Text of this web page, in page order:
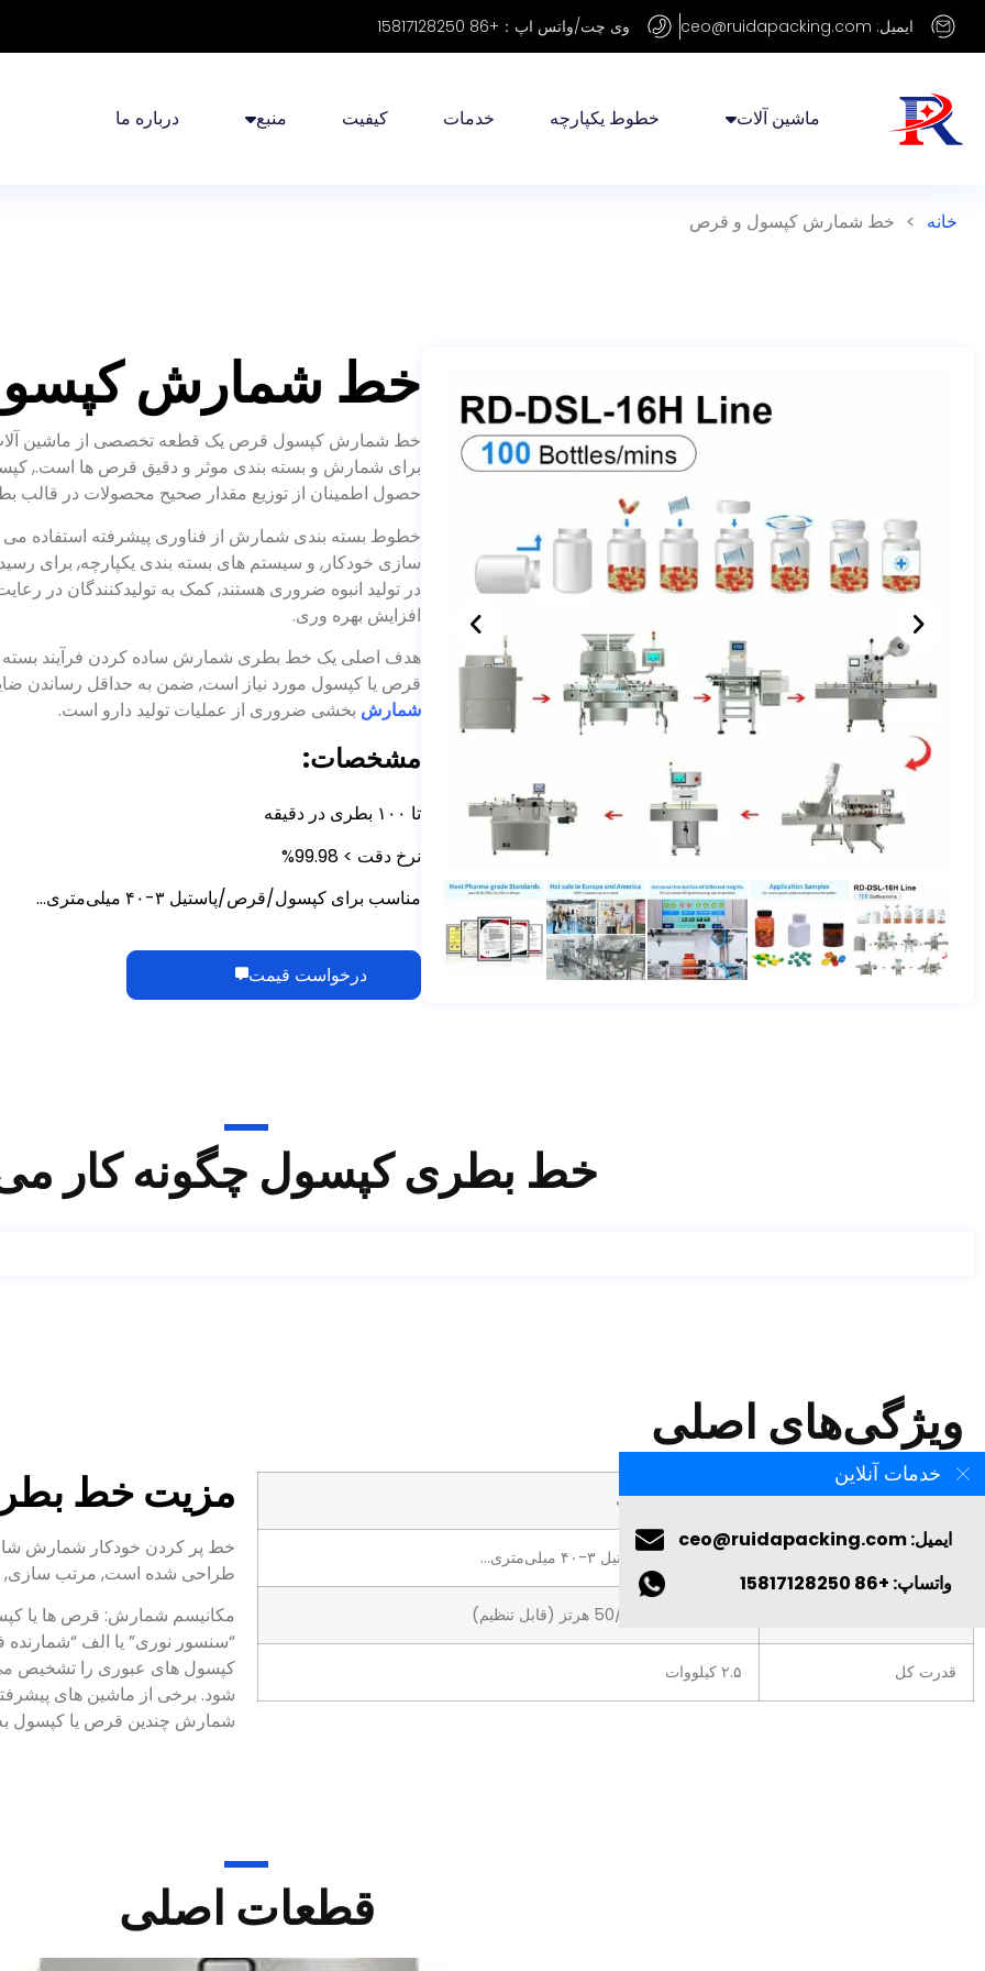
ایمیل: ceo@ruidapacking.com وی چت/واتس اپ：+86 15817128250
ماشین آلات خطوط یکپارچه خدمات کیفیت منبع درباره ما
خانه > خط شمارش کپسول و قرص
خط شمارش
خط شمارش کپسول قرص یک قطعه تخصصی از ماشین آلات
برای شمارش و بسته بندی موثر و دقیق قرص ها است.,
حصول اطمینان از توزیع مقدار صحیح محصولات در قالب
خطوط بسته بندی شمارش از فناوری پیشرفته استفاده
سازی خودکار, و سیستم های بسته بندی یکپارچه, برای
در تولید انبوه ضروری هستند, کمک به تولیدکنندگان در
افزایش بهره وری.
هدف اصلی یک خط بطری شمارش ساده کردن فرآیند بسته
قرص یا کپسول مورد نیاز است, ضمن به حداقل رساندن
شمارش بخشی ضروری از عملیات تولید دارو است.
مشخصات:
تا ۱۰۰ بطری در دقیقه
نرخ دقت > 99.98%
مناسب برای کپسول/قرص/پاستیل ۳-۴۰ میلی‌متری…
درخواست قیمت
خط بطری کپسول چگونه کار
ویژگی‌های اصلی
ظرفیت تولید ۱۰۰ بطری در دقیقه
قرص، کپسول، پاستیل ۳-۴۰ میلی‌متری…
قدرت کل ۲.۵ کیلووات
مزیت خط
خط پر کردن خودکار شمارش
طراحی شده است, مرتب سازی,
مکانیسم شمارش: قرص ها یا
“سنسور نوری” یا الف
کپسول های عبوری را تشخیص
شود. برخی از ماشین های
شمارش چندین قرص یا کپسول
قطعات اصلی
خدمات آنلاین
ایمیل: ceo@ruidapacking.com
واتساپ: +86 15817128250